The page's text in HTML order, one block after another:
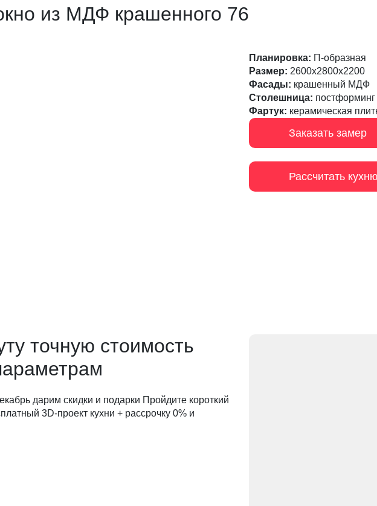
из МДФ крашенного 76
Планировка: П-образная
Размер: 2600х2800х2200
Фасады: крашенный МДФ
Столешница: постформинг
Фартук: керамическая
Заказать замер
Рассчитать
точную стоимость
дарим скидки и подарки Пройдите короткий
3D-проект кухни + рассрочку 0% и